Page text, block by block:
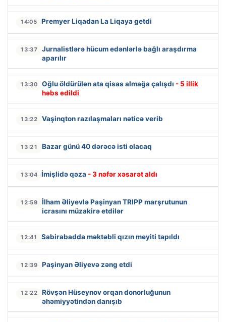
14:05 Premyer Liqadan La Liqaya getdi
13:37
Jurnalistlərə hücum edənlərlə bağlı araşdırma
aparılır
13:30 Oğlu öldürülən ata qisas almağa çalışdı - 5 illik
həbs edildi
13:22 Vaşinqton razılaşmaları nəticə verib
13:21 Bazar günü 40 dərəcə isti olacaq
13:04 İmişlidə qəza - 3 nəfər xəsarət aldı
12:59
İlham Əliyevlə Paşinyan TRIPP marşrutunun
icrasını müzakirə etdilər
12:41 Sabirabadda məktəbli qızın meyiti tapıldı
12:39 Paşinyan Əliyevə zəng etdi
12:22
Rövşən Hüseynov orqan donorluğunun
əhəmiyyətindən danışıb